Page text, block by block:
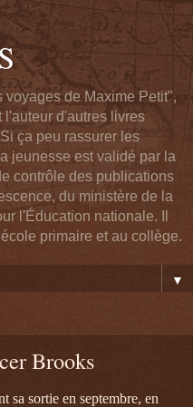
de Maxime Petit",
l'auteur d'autres livres
ça peu rassurer les
jeunesse est validé par la
contrôle des publications
du ministère de la
l'Éducation nationale. Il
primaire et au collège.
▼
Brooks
sa sortie en septembre, en